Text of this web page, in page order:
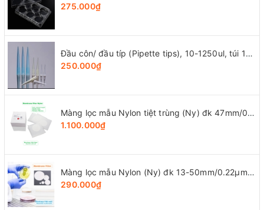
275.000₫
Đầu côn/ đầu típ (Pipette tips), 10-1250ul, túi 1000 cái, hãng LabSelect
250.000₫
Màng lọc mẫu Nylon tiệt trùng (Ny) đk 47mm/0.22µm-0.45µm, 4x25 chiếc/hộp, hãng Biosharp
1.100.000₫
Màng lọc mẫu Nylon (Ny) đk 13-50mm/0.22µm-0.45µm, 4x25 chiếc/hộp, hãng Biosharp
290.000₫